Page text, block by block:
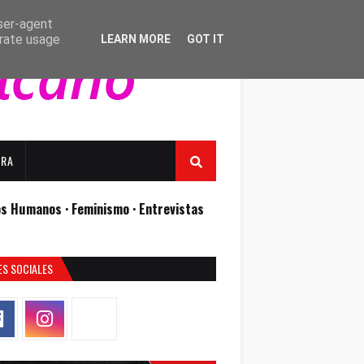
Humanos · Feminismo · Entrevistas
SOCIALES
agent
usage
LEARN MORE GOT IT